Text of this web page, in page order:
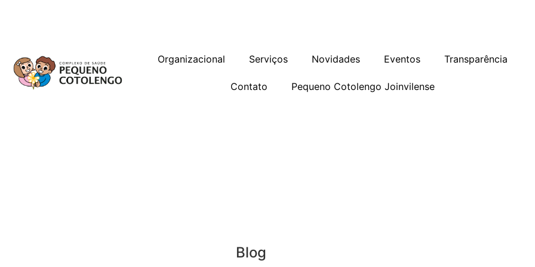
Organizacional Serviços Novidades Eventos Transparência
Contato Pequeno Cotolengo Joinvilense
Blog